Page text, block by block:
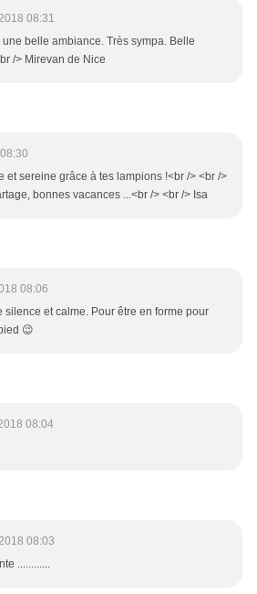
08:31
une belle ambiance. Très sympa. Belle
/> Mirevan de Nice
et sereine grâce à tes lampions !<br /> <br />
bonnes vacances ...<br /> <br /> Isa
08:06
silence et calme. Pour être en forme pour
😉
08:04
08:03
............